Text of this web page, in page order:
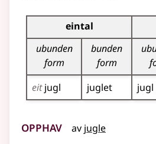
Bøyningstabell for dette
eintal
ubunden
form
bunden
form
eitjugl juglet jugl
Opphav av jugle